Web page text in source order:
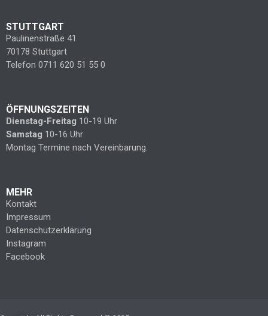
STUTTGART
Paulinenstraße 41
70178 Stuttgart
Telefon 0711 620 51 55 0
ÖFFNUNGSZEITEN
Dienstag-Freitag 10-19 Uhr
Samstag 10-16 Uhr
Montag Termine nach Vereinbarung.
MEHR
Kontakt
Impressum
Datenschutzerklärung
Instagram
Facebook